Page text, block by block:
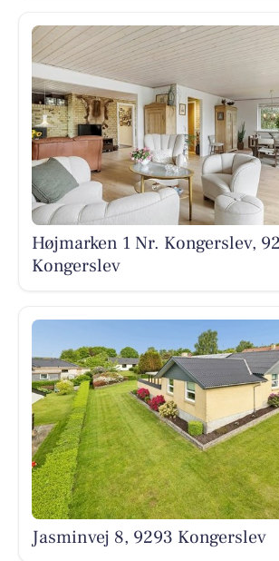
Højmarken 1 Nr. Kongerslev,
Kongerslev
Jasminvej 8, 9293 Kongerslev